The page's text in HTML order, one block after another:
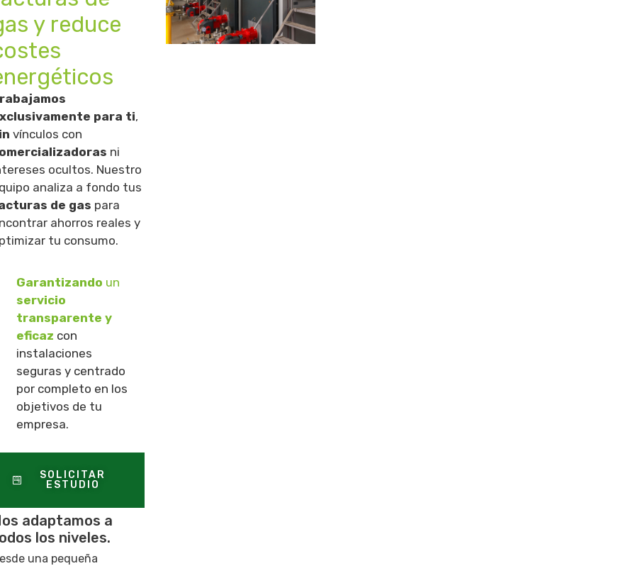
y reduce
para ti,
vínculos con
ni
ocultos. Nuestro
analiza a fondo tus
de gas para
ahorros reales y
tu consumo.
Garantizando un
servicio
transparente y
eficaz con
instalaciones
seguras y centrado
por completo en los
objetivos de tu
empresa.
SOLICITAR
ESTUDIO
adaptamos a
los niveles.
una pequeña